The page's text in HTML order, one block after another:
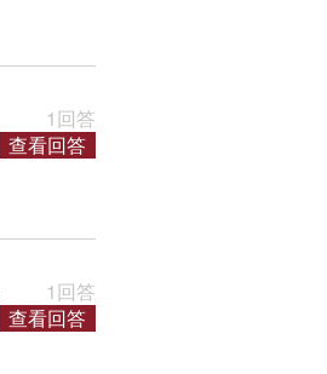
1回答
查看回答
1回答
查看回答